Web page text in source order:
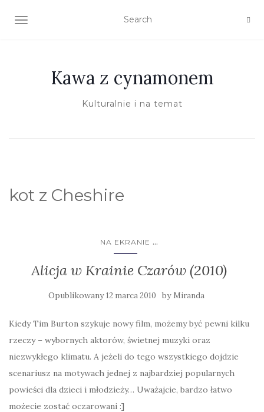
TOGGLE NAVIGATION
Kawa z cynamonem
Kulturalnie i na temat
kot z Cheshire
NA EKRANIE ...
Alicja w Krainie Czarów (2010)
Opublikowany12 marca 2010 by Miranda
Kiedy Tim Burton szykuje nowy film, możemy być pewni kilku
rzeczy – wybornych aktorów, świetnej muzyki oraz
niezwykłego klimatu. A jeżeli do tego wszystkiego dojdzie
scenariusz na motywach jednej z najbardziej popularnych
powieści dla dzieci i młodzieży… Uważajcie, bardzo łatwo
możecie zostać oczarowani :]